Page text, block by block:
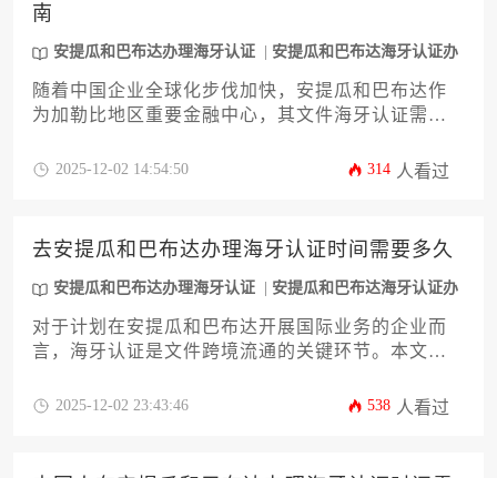
南
安提瓜和巴布达办理海牙认证
安提瓜和巴布达海牙认证办
随着中国企业全球化步伐加快，安提瓜和巴布达作
为加勒比地区重要金融中心，其文件海牙认证需求
中国公民及企业办理安提瓜和巴布达海牙认证的全
主高效完成跨境法律文件合规化。通过详尽的步骤
拆解和实操建议，为海外投资、国际贸易等业务提
供权威认证支持。
2025-12-02 14:54:50 314 人看过
去安提瓜和巴布达办理海牙认证时间需要多久
安提瓜和巴布达办理海牙认证
安提瓜和巴布达海牙认证办
对于计划在安提瓜和巴布达开展国际业务的企业而
言，海牙认证是文件跨境流通的关键环节。本文将
时间周期，系统梳理从文件准备、公证、政府审核
策略，旨在帮助企业主和高管精准规划时间，确保
2025-12-02 23:43:46 538 人看过